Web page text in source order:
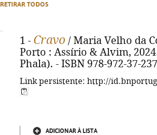
RETIRAR TODOS
1 - Cravo / Maria Velho da
Porto : Assírio & Alvim,
Phala). - ISBN 978-972-37-
Link persistente: http://
ADICIONAR À LISTA